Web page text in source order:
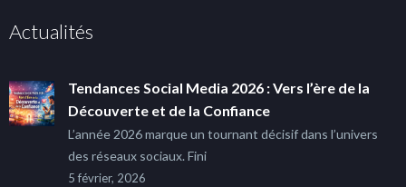
Actualités
Tendances Social Media 2026 : Vers l’ère de la
Découverte et de la Confiance
L’année 2026 marque un tournant décisif dans l’univers
des réseaux sociaux. Fini
5 février, 2026